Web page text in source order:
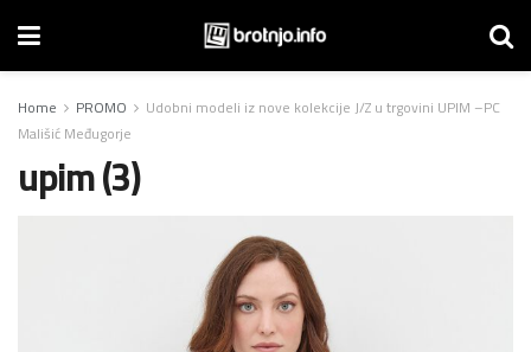
Home PROMO
Udobni modeli iz nove kolekcije J/Z u trgovini UPIM –PC
Mališić Međugorje
upim (3)